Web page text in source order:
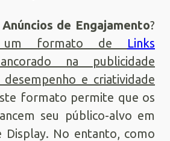
Anúncios de Engajamento?
um formato de Links
na publicidade
e criatividade
formato permite que os
seu público-alvo em
Display. No entanto, como